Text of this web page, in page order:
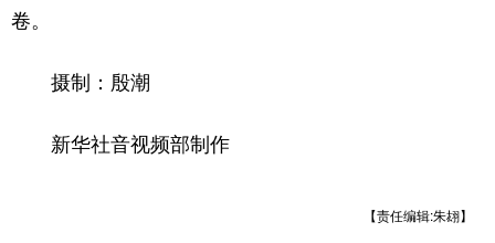
卷。
摄制：殷潮
新华社音视频部制作
【责任编辑:朱翃】